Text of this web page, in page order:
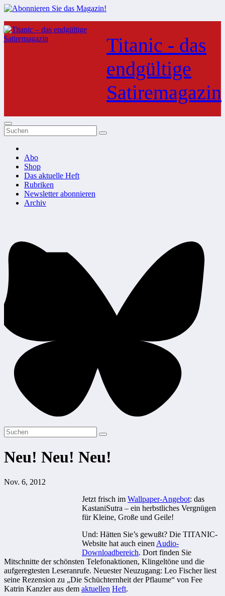
Zum
Inhalt
springen
Titanic - das
endgültige
Satiremagazin
Abo
Shop
Das aktuelle Heft
Rubriken
Newsletter abonnieren
Archiv
Neu! Neu! Neu!
Nov. 6, 2012
Jetzt frisch im Wallpaper-Angebot: das
KastaniSutra – ein herbstliches Vergnügen
für Kleine, Große und Geile!
Und: Hätten Sie’s gewußt? Die TITANIC-
Website hat auch einen Audio-
Downloadbereich. Dort finden Sie
Mitschnitte der schönsten Telefonaktionen, Klingeltöne und die
aufgeregtesten Leseranrufe. Neuester Neuzugang: Leo Fischer liest
seine Rezension zu „Die Schüchternheit der Pflaume“ von Fee
Katrin Kanzler aus dem aktuellen Heft.